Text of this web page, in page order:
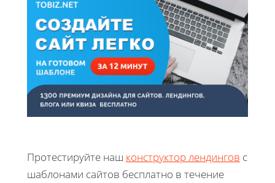
Протестируйте наш конструктор лендингов с
шаблонами сайтов бесплатно в течение